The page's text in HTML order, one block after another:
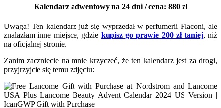
Kalendarz adwentowy na 24 dni / cena: 880 zł
Uwaga! Ten kalendarz już się wyprzedał w perfumerii Flaconi, ale
znalazłam inne miejsce, gdzie kupisz go prawie 200 zł taniej, niż
na oficjalnej stronie.
Zanim zaczniecie na mnie krzyczeć, że ten kalendarz jest za drogi,
przyjrzyjcie się temu zdjęciu: